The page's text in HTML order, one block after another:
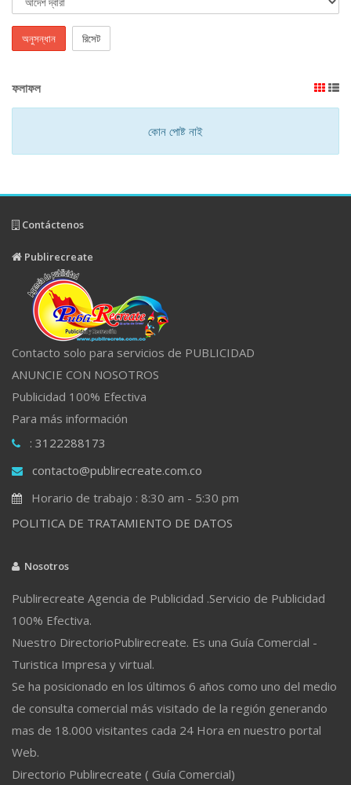
অনুসন্ধান রিসেট
ফলাফল
কোন পোষ্ট নাই
Contáctenos
Publirecreate
Contacto solo para servicios de PUBLICIDAD
ANUNCIE CON NOSOTROS
Publicidad 100% Efectiva
Para más información
: 3122288173
contacto@publirecreate.com.co
Horario de trabajo : 8:30 am - 5:30 pm
POLITICA DE TRATAMIENTO DE DATOS
Nosotros
Publirecreate Agencia de Publicidad .Servicio de Publicidad
100% Efectiva.
Nuestro DirectorioPublirecreate. Es una Guía Comercial -
Turistica Impresa y virtual.
Se ha posicionado en los últimos 6 años como uno del medio
de consulta comercial más visitado de la región generando
mas de 18.000 visitantes cada 24 Hora en nuestro portal
Web.
Directorio Publirecreate ( Guía Comercial)